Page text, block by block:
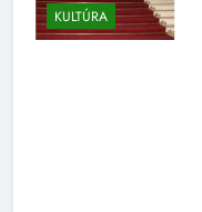
KULTÚRA